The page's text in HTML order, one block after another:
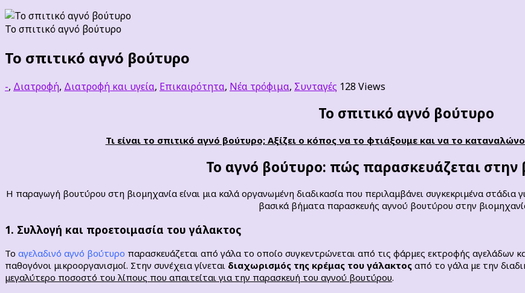
Το σπιτικό αγνό βούτυρο
Το σπιτικό αγνό βούτυρο
-, Διατροφή, Διατροφή και υγεία, Επικαιρότητα, Νέα τρόφιμα, Συνταγές 128 Views
Το σπιτικό αγνό βούτυρο
Τι είναι το σπιτικό αγνό βούτυρο; Αξίζει ο κόπος να το φτιάξουμε και να το
Το αγνό βούτυρο: πώς παρασκευάζεται στην
Η παραγωγή βουτύρου στη βιομηχανία είναι μια καλά οργανωμένη διαδικασία που περιλαμβάνει συγκεκριμένα στάδια
βασικά βήματα παρασκευής αγνού βουτύρου στην
1. Συλλογή και προετοιμασία του γάλακτος
Το αγελαδινό αγνό βούτυρο παρασκευάζεται από γάλα το οποίο συγκεντρώνεται από τις φάρμες εκτροφής αγελάδων
παθογόνοι μικροοργανισμοί. Στην συνέχεια γίνεται διαχωρισμός της κρέμας του γάλακτος από το γάλα με την
μεγαλύτερο ποσοστό του λίπους που απαιτείται για την παρασκευή του αγνού βουτύρου.